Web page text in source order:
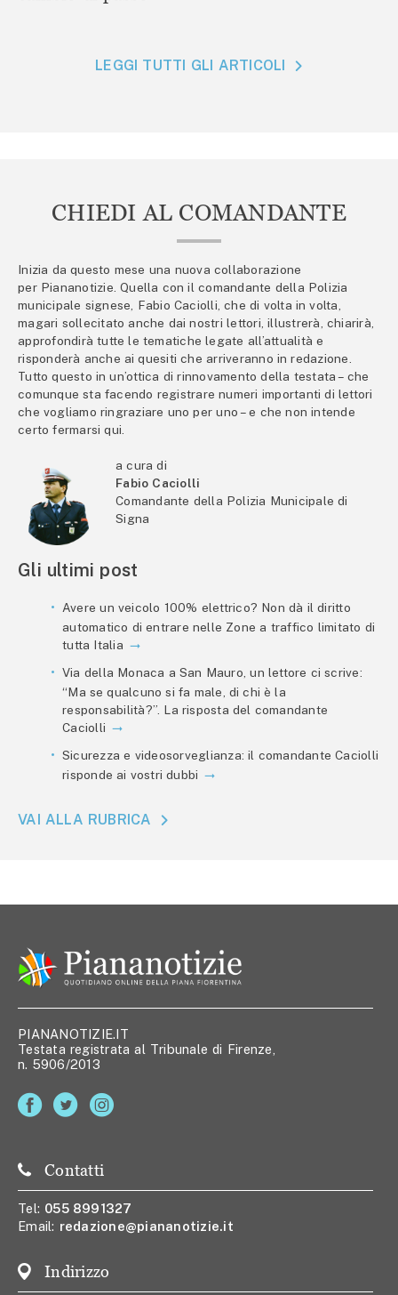
LEGGI TUTTI GLI ARTICOLI
CHIEDI AL COMANDANTE
Inizia da questo mese una nuova collaborazione
per Piananotizie. Quella con il comandante della Polizia
municipale signese, Fabio Caciolli, che di volta in volta,
magari sollecitato anche dai nostri lettori, illustrerà, chiarirà,
approfondirà tutte le tematiche legate all’attualità e
risponderà anche ai quesiti che arriveranno in redazione.
Tutto questo in un’ottica di rinnovamento della testata – che
comunque sta facendo registrare numeri importanti di lettori
che vogliamo ringraziare uno per uno – e che non intende
certo fermarsi qui.
a cura di
Fabio Caciolli
Comandante della Polizia Municipale di
Signa
Gli ultimi post
Avere un veicolo 100% elettrico? Non dà il diritto
automatico di entrare nelle Zone a traffico limitato di
tutta Italia
Via della Monaca a San Mauro, un lettore ci scrive:
“Ma se qualcuno si fa male, di chi è la
responsabilità?”. La risposta del comandante
Caciolli
Sicurezza e videosorveglianza: il comandante Caciolli
risponde ai vostri dubbi
VAI ALLA RUBRICA
PIANANOTIZIE.IT
Testata registrata al Tribunale di Firenze,
n. 5906/2013
Contatti
Tel: 055 8991327
Email: redazione@piananotizie.it
Indirizzo